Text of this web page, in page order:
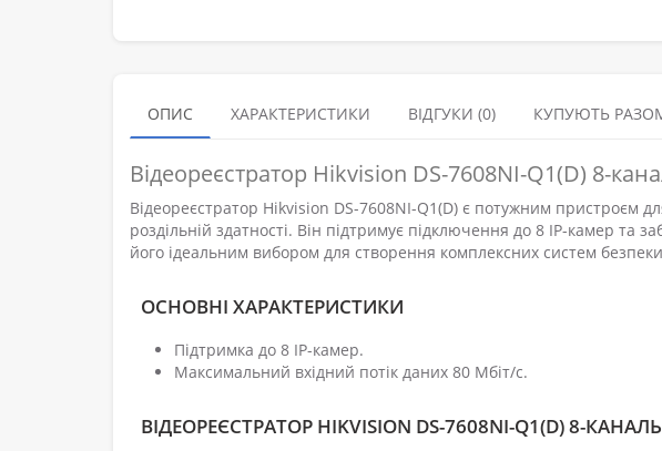
ОПИС ХАРАКТЕРИСТИКИ ВІДГУКИ (0) КУПУЮТЬ
Відеореєстратор Hikvision DS-7608NI-Q1(D) 8-
Відеореєстратор Hikvision DS-7608NI-Q1(D) є потужним пристроєм
роздільній здатності. Він підтримує підключення до 8 IP-камер та
його ідеальним вибором для створення комплексних систем
ОСНОВНІ ХАРАКТЕРИСТИКИ
Підтримка до 8 IP-камер.
Максимальний вхідний потік даних 80 Мбіт/с.
ВІДЕОРЕЄСТРАТОР HIKVISION DS-7608NI-Q1(D) 8-